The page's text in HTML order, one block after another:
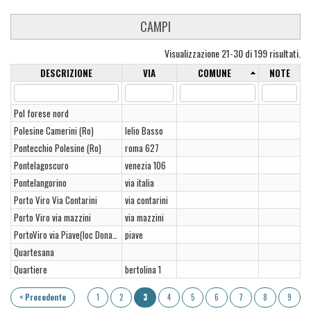
CAMPI
Visualizzazione 21-30 di 199 risultati.
DESCRIZIONE VIA COMUNE NOTE
Pol forese nord
Polesine Camerini (Ro)
lelio Basso
Pontecchio Polesine (Ro)
roma 627
Pontelagoscuro
venezia 106
Pontelangorino
via italia
Porto Viro Via Contarini
via contarini
Porto Viro via mazzini
via mazzini
PortoViro via Piave(loc Donada) piave
Quartesana
Quartiere
bertolina 1
< Precedente 1 2 3 4 5 6 7 8 9